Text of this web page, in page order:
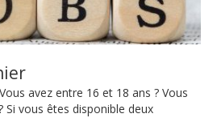
avez entre 16 et 18 ans ? Vous
Si vous êtes disponible deux